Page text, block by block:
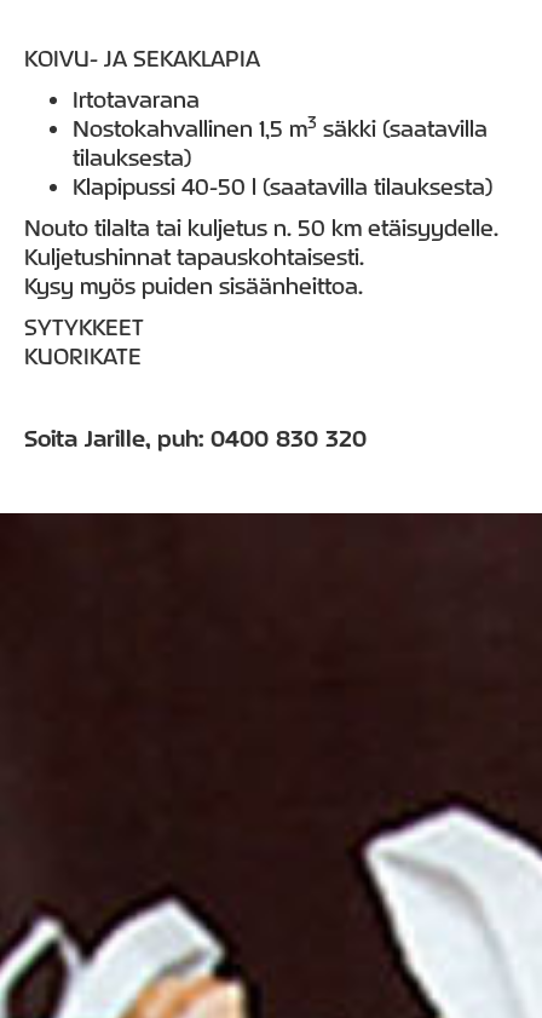
KOIVU- JA SEKAKLAPIA
Irtotavarana
Nostokahvallinen 1,5 m3 säkki (saatavilla
tilauksesta)
Klapipussi 40-50 l (saatavilla tilauksesta)
Nouto tilalta tai kuljetus n. 50 km etäisyydelle.
Kuljetushinnat tapauskohtaisesti.
Kysy myös puiden sisäänheittoa.
SYTYKKEET
KUORIKATE
Soita Jarille, puh: 0400 830 320